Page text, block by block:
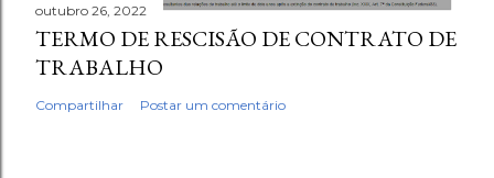
outubro 26, 2022
TERMO DE RESCISÃO DE CONTRATO DE
TRABALHO
Compartilhar Postar um comentário